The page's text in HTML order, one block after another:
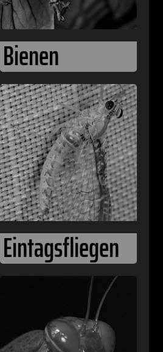
Fangschrecken
Fliegen